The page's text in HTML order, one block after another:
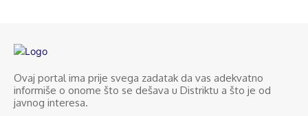
Ovaj portal ima prije svega zadatak da vas adekvatno
informiše o onome što se dešava u Distriktu a što je od
javnog interesa.